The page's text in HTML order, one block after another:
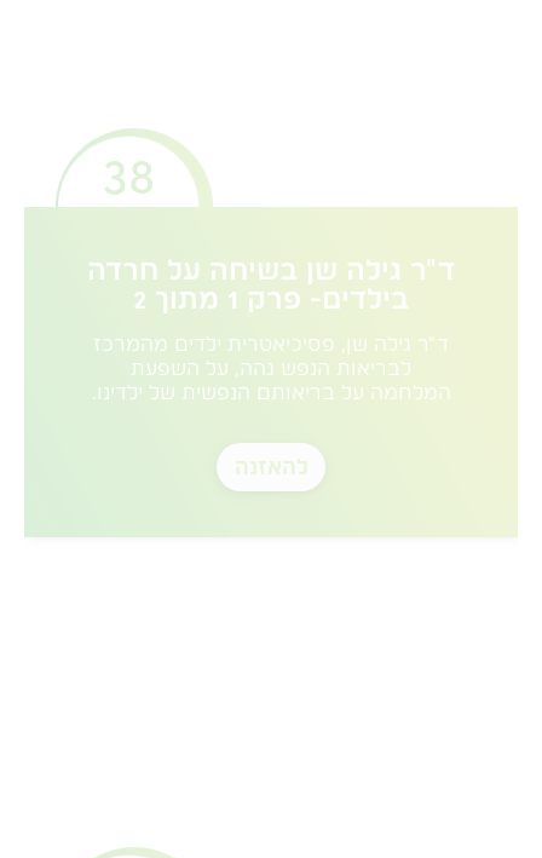
38
ד"ר גילה שן בשיחה על חרדה
בילדים- פרק 1 מתוך 2
ד"ר גילה שן, פסיכיאטרית ילדים מהמרכז
לבריאות הנפש גהה, על השפעת
המלחמה על בריאותם הנפשית של ילדינו.
להאזנה